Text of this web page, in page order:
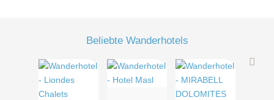
Beliebte Wanderhotels